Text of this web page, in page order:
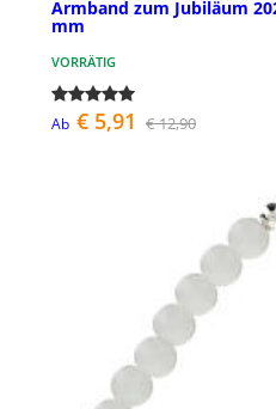
Armband zum Jubiläum
mm
VORRÄTIG
Ab € 5,91 € 12,90